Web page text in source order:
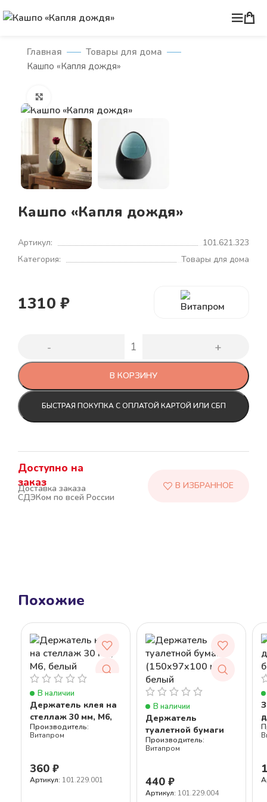
Главная
Товары для дома
Кашпо «Капля дождя»
Кашпо «Капля дождя»
1310 ₽
Доступно на
заказ
В КОРЗИНУ
БЫСТРАЯ ПОКУПКА С ОПЛАТОЙ КАРТОЙ ИЛИ СБП
Доставка заказа
СДЭКом по всей России
Артикул:
101.621.323
Категория:
Товары для дома
Похожие
Держатель клея на
стеллаж 30 мм, М6,
белый
Витапром
В наличии
360 ₽
Артикул: 101.229.001
Держатель
туалетной бумаги
(150x97x100 мм),
белый
Витапром
В наличии
440 ₽
Артикул: 101.229.004